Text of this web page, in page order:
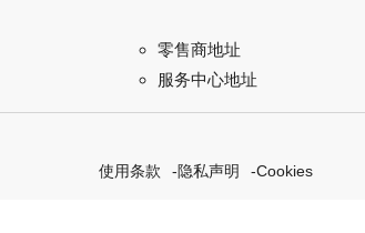
零售商地址
服务中心地址
使用条款 隐私声明 Cookies